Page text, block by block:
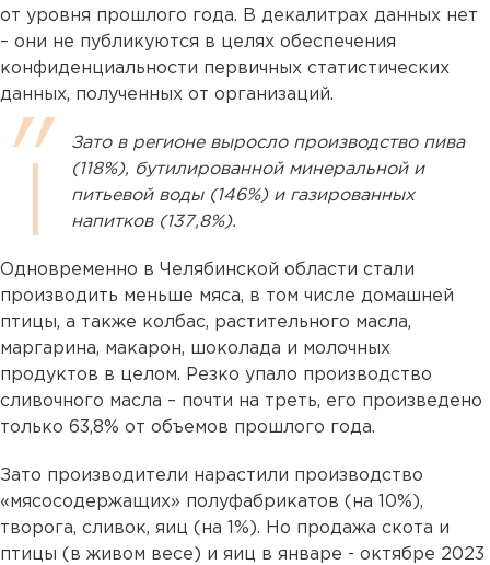
от уровня прошлого года. В декалитрах данных нет
– они не публикуются в целях обеспечения
конфиденциальности первичных статистических
данных, полученных от организаций.
Зато в регионе выросло производство пива
(118%), бутилированной минеральной и
питьевой воды (146%) и газированных
напитков (137,8%).
Одновременно в Челябинской области стали
производить меньше мяса, в том числе домашней
птицы, а также колбас, растительного масла,
маргарина, макарон, шоколада и молочных
продуктов в целом. Резко упало производство
сливочного масла – почти на треть, его произведено
только 63,8% от объемов прошлого года.
Зато производители нарастили производство
«мясосодержащих» полуфабрикатов (на 10%),
творога, сливок, яиц (на 1%). Но продажа скота и
птицы (в живом весе) и яиц в январе - октябре 2023